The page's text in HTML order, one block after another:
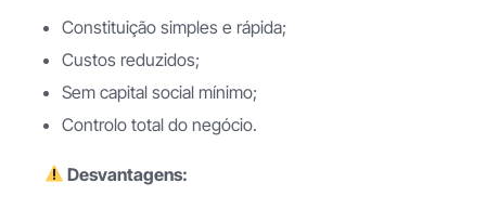
Constituição simples e rápida;
Custos reduzidos;
Sem capital social mínimo;
Controlo total do negócio.
Desvantagens: